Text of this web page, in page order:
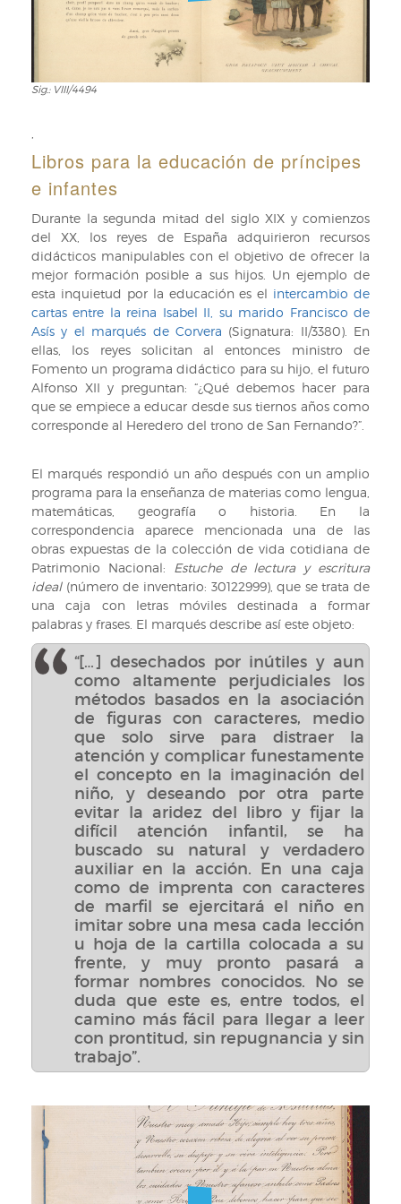
Sig.:
Sig.: VIII/4494
Libros para la educación de príncipes
e infantes
Durante la segunda mitad del siglo XIX y comienzos
del XX, los reyes de España adquirieron recursos
didácticos manipulables con el objetivo de ofrecer la
mejor formación posible a sus hijos. Un ejemplo de
esta inquietud por la educación es el intercambio de
cartas entre la reina Isabel II, su marido Francisco de
Asís y el marqués de Corvera (Signatura: II/3380). En
ellas, los reyes solicitan al entonces ministro de
Fomento un programa didáctico para su hijo, el futuro
Alfonso XII y preguntan: “¿Qué debemos hacer para
que se empiece a educar desde sus tiernos años como
corresponde al Heredero del trono de San Fernando?”.
El marqués respondió un año después con un amplio
programa para la enseñanza de materias como lengua,
matemáticas, geografía o historia. En la
correspondencia aparece mencionada una de las
obras expuestas de la colección de vida cotidiana de
Patrimonio Nacional:
Estuche de lectura y escritura
ideal(número de inventario: 30122999), que se trata de
una caja con letras móviles destinada a formar
palabras y frases. El marqués describe así este objeto:
“[…] desechados por inútiles y aun
como altamente perjudiciales los
métodos basados en la asociación
de figuras con caracteres, medio
que solo sirve para distraer la
atención y complicar funestamente
el concepto en la imaginación del
niño, y deseando por otra parte
evitar la aridez del libro y fijar la
difícil atención infantil, se ha
buscado su natural y verdadero
auxiliar en la acción. En una caja
como de imprenta con caracteres
de marfil se ejercitará el niño en
imitar sobre una mesa cada lección
u hoja de la cartilla colocada a su
frente, y muy pronto pasará a
formar nombres conocidos. No se
duda que este es, entre todos, el
camino más fácil para llegar a leer
con prontitud, sin repugnancia y sin
trabajo”.